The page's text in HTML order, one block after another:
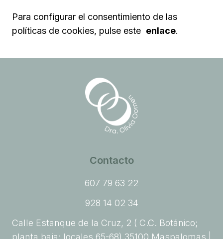
Para configurar el consentimiento de las
políticas de cookies, pulse este enlace.
Contacto
607 79 63 22
928 14 02 34
Calle Estanque de la Cruz, 2 ( C.C. Botánico;
planta baja; locales 65-68) 35100 Maspalomas |